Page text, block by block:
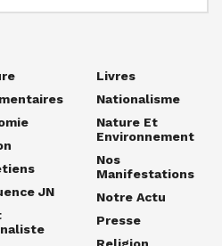
JN
Livres
Nationalisme
Nature Et
Environnement
Nos
Manifestations
Notre Actu
Presse